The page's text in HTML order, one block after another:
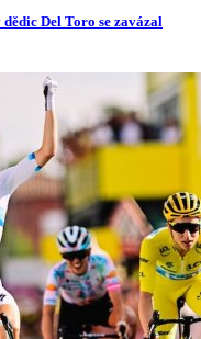
Del Toro se zavázal